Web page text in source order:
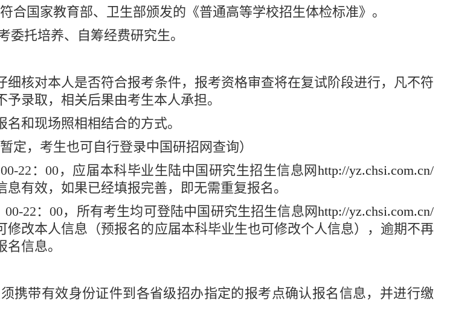
合国家教育部、卫生部颁发的《普通高等学校招生体检标准》。
委托培养、自筹经费研究生。
细核对本人是否符合报考条件，报考资格审查将在复试阶段进行，凡不符
录取，相关后果由考生本人承担。
名和现场照相相结合的方式。
定，考生也可自行登录中国研招网查询）
00-22：00，应届本科毕业生陆中国研究生招生信息网http://yz.chsi.com.cn/
息有效，如果已经填报完善，即无需重复报名。
00-22：00，所有考生均可登陆中国研究生招生信息网http://yz.chsi.com.cn/
修改本人信息（预报名的应届本科毕业生也可修改个人信息），逾期不再
信息。
携带有效身份证件到各省级招办指定的报考点确认报名信息，并进行缴